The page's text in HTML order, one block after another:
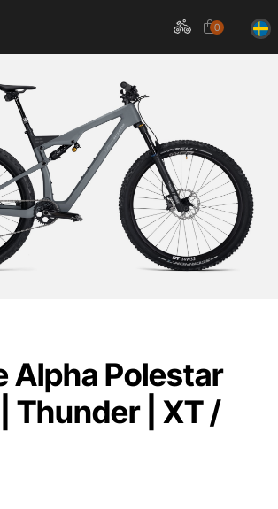
0
Alpha Polestar
Thunder | XT /